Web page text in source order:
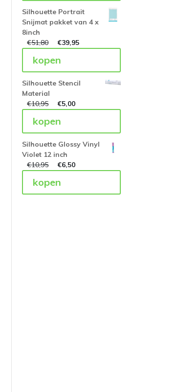
Silhouette Portrait
Snijmat pakket van 4 x
8inch
€51,80 €39,95
kopen
Silhouette Stencil
Material
€10,95 €5,00
kopen
Silhouette Glossy Vinyl
Violet 12 inch
€10,95 €6,50
kopen